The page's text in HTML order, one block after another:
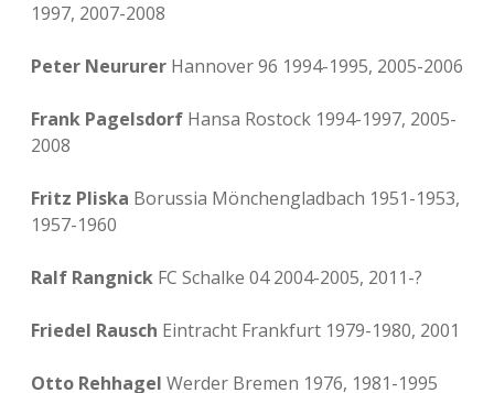
1997, 2007-2008
Peter Neururer Hannover 96 1994-1995, 2005-2006
Frank Pagelsdorf Hansa Rostock 1994-1997, 2005-
2008
Fritz Pliska Borussia Mönchengladbach 1951-1953,
1957-1960
Ralf Rangnick FC Schalke 04 2004-2005, 2011-?
Friedel Rausch Eintracht Frankfurt 1979-1980, 2001
Otto Rehhagel Werder Bremen 1976, 1981-1995